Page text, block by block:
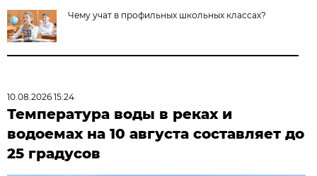
Чему учат в профильных школьных классах?
10.08.2026 15:24
Температура воды в реках и
водоемах на 10 августа составляет до
25 градусов